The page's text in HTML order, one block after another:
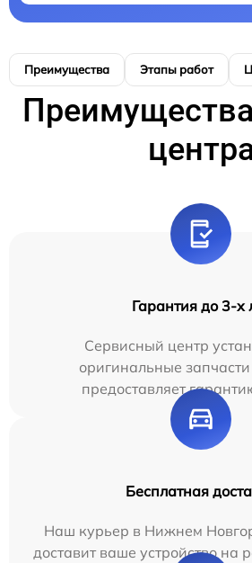
Преимущества Этапы работ
Гарантия до 3-х
Сервисный центр
оригинальные
предоставляет
Бесплатная
Наш курьер в Нижнем
доставит ваше устройство на